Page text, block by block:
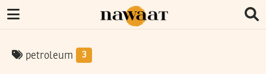
petroleum 3